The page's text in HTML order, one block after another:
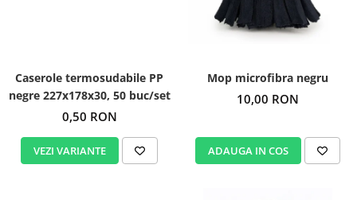
Caserole termosudabile PP
negre 227x178x30, 50 buc/set
0,50 RON
VEZI VARIANTE
Mop microfibra negru
10,00 RON
ADAUGA IN COS